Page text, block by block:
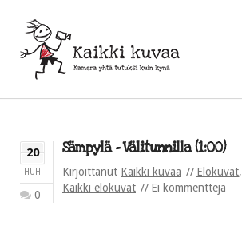
20
HUH
0
Sämpylä – Välitunnilla (1:00)
Kirjoittanut Kaikki kuvaa Elokuvat,
Kaikki elokuvat
Ei kommentteja